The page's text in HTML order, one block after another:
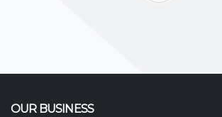
OUR BUSINESS